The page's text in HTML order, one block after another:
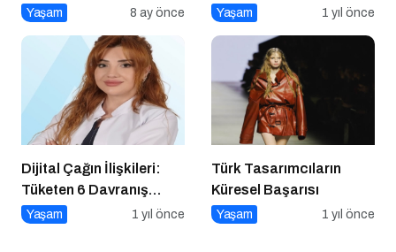
KOLEKSİYONU:
tonlarıyla makyaj
rutinine doğal bir
sıcaklık kat!
Yaşam 8 ay önce
Dezenformasyon ve
Yaşam 1 yıl önce
Dijital Çağın İlişkileri:
Tüketen 6 Davranış
Biçimi
Yaşam 1 yıl önce
Türk Tasarımcıların
Küresel Başarısı
Yaşam 1 yıl önce